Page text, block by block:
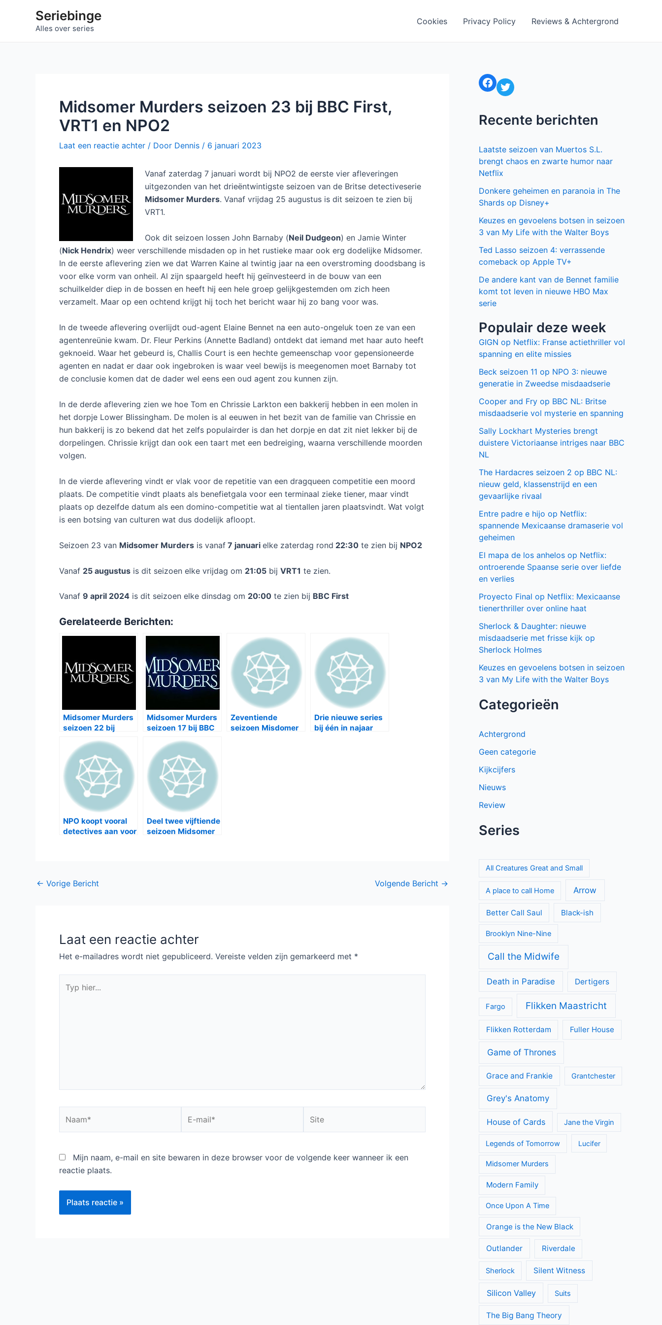
Seriebinge
Alles over series
Cookies Privacy Policy Reviews & Achtergrond
Midsomer Murders seizoen 23 bij BBC First,
VRT1 en NPO2
Laat een reactie achter / Door Dennis / 6 januari 2023
Vanaf zaterdag 7 januari wordt bij NPO2 de eerste vier afleveringen
uitgezonden van het drieëntwintigste seizoen van de Britse detectiveserie
Midsomer Murders. Vanaf vrijdag 25 augustus is dit seizoen te zien bij
VRT1.
Ook dit seizoen lossen John Barnaby (Neil Dudgeon) en Jamie Winter
(Nick Hendrix) weer verschillende misdaden op in het rustieke maar ook erg dodelijke Midsomer.
In de eerste aflevering zien we dat Warren Kaine al twintig jaar na een overstroming doodsbang is
voor elke vorm van onheil. Al zijn spaargeld heeft hij geïnvesteerd in de bouw van een
schuilkelder diep in de bossen en heeft hij een hele groep gelijkgestemden om zich heen
verzamelt. Maar op een ochtend krijgt hij toch het bericht waar hij zo bang voor was.
In de tweede aflevering overlijdt oud-agent Elaine Bennet na een auto-ongeluk toen ze van een
agentenreünie kwam. Dr. Fleur Perkins (Annette Badland) ontdekt dat iemand met haar auto heeft
geknoeid. Waar het gebeurd is, Challis Court is een hechte gemeenschap voor gepensioneerde
agenten en nadat er daar ook ingebroken is waar veel bewijs is meegenomen moet Barnaby tot
de conclusie komen dat de dader wel eens een oud agent zou kunnen zijn.
In de derde aflevering zien we hoe Tom en Chrissie Larkton een bakkerij hebben in een molen in
het dorpje Lower Blissingham. De molen is al eeuwen in het bezit van de familie van Chrissie en
hun bakkerij is zo bekend dat het zelfs populairder is dan het dorpje en dat zit niet lekker bij de
dorpelingen. Chrissie krijgt dan ook een taart met een bedreiging, waarna verschillende moorden
volgen.
In de vierde aflevering vindt er vlak voor de repetitie van een dragqueen competitie een moord
plaats. De competitie vindt plaats als benefietgala voor een terminaal zieke tiener, maar vindt
plaats op dezelfde datum als een domino-competitie wat al tientallen jaren plaatsvindt. Wat volgt
is een botsing van culturen wat dus dodelijk afloopt.
Seizoen 23 van Midsomer Murders is vanaf 7 januari elke zaterdag rond 22:30 te zien bij NPO2
Vanaf 25 augustus is dit seizoen elke vrijdag om 21:05 bij VRT1 te zien.
Vanaf 9 april 2024 is dit seizoen elke dinsdag om 20:00 te zien bij BBC First
Gerelateerde Berichten:
Midsomer Murders
seizoen 22 bij
Midsomer Murders
seizoen 17 bij BBC
Zeventiende
seizoen Misdomer
Drie nieuwe series
bij één in najaar
NPO koopt vooral
detectives aan voor
Deel twee vijftiende
seizoen Midsomer
Bericht
← Vorige Bericht Volgende Bericht →
Laat een reactie achter
Het e-mailadres wordt niet gepubliceerd. Vereiste velden zijn gemarkeerd met *
hier...
mail*
Mijn naam, e-mail en site bewaren in deze browser voor de volgende keer wanneer ik een
reactie plaats.
Facebook Twitter
Recente berichten
Laatste seizoen van Muertos S.L.
brengt chaos en zwarte humor naar
Netflix
Donkere geheimen en paranoia in The
Shards op Disney+
Keuzes en gevoelens botsen in seizoen
3 van My Life with the Walter Boys
Ted Lasso seizoen 4: verrassende
comeback op Apple TV+
De andere kant van de Bennet familie
komt tot leven in nieuwe HBO Max
serie
Populair deze week
GIGN op Netflix: Franse actiethriller vol
spanning en elite missies
Beck seizoen 11 op NPO 3: nieuwe
generatie in Zweedse misdaadserie
Cooper and Fry op BBC NL: Britse
misdaadserie vol mysterie en spanning
Sally Lockhart Mysteries brengt
duistere Victoriaanse intriges naar BBC
NL
The Hardacres seizoen 2 op BBC NL:
nieuw geld, klassenstrijd en een
gevaarlijke rivaal
Entre padre e hijo op Netflix:
spannende Mexicaanse dramaserie vol
geheimen
El mapa de los anhelos op Netflix:
ontroerende Spaanse serie over liefde
en verlies
Proyecto Final op Netflix: Mexicaanse
tienerthriller over online haat
Sherlock & Daughter: nieuwe
misdaadserie met frisse kijk op
Sherlock Holmes
Keuzes en gevoelens botsen in seizoen
3 van My Life with the Walter Boys
Categorieën
Achtergrond
Geen categorie
Kijkcijfers
Nieuws
Review
Series
All Creatures Great and Small
A place to call Home Arrow
Better Call Saul Black-ish
Brooklyn Nine-Nine
Call the Midwife
Death in Paradise Dertigers
Fargo Flikken Maastricht
Flikken Rotterdam Fuller House
Game of Thrones
Grace and Frankie Grantchester
Grey's Anatomy
House of Cards Jane the Virgin
Legends of Tomorrow Lucifer
Midsomer Murders
Modern Family
Once Upon A Time
Orange is the New Black
Outlander Riverdale
Sherlock Silent Witness
Silicon Valley Suits
The Big Bang Theory